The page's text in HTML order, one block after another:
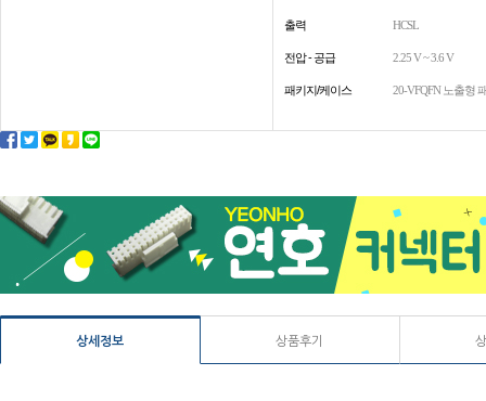
출력 HCSL
전압 - 공급 2.25 V ~ 3.6 V
패키지/케이스 20-VFQFN 노출형
상세정보 상품후기